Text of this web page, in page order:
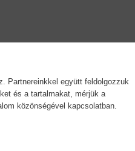
Partnereinkkel együtt feldolgozzuk
és a tartalmakat, mérjük a
közönségével kapcsolatban.